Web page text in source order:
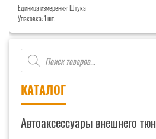
Поиск
товаров
КАТАЛОГ
Автоаксессуары внешнего
Фонарь
прицепа
светодиодный
12V
Единица измерения: Штука
Упаковка: 1 шт.